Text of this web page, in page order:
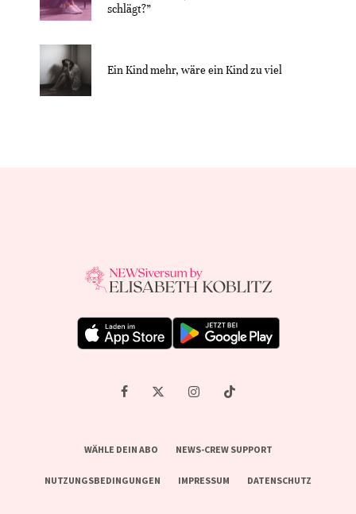
schlägt?”
Ein Kind mehr, wäre ein Kind zu viel
WÄHLE DEIN ABO NEWS-CREW SUPPORT
NUTZUNGSBEDINGUNGEN IMPRESSUM DATENSCHUTZ